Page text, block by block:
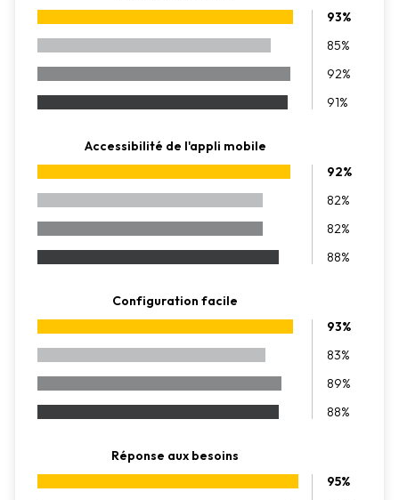
93%
85%
92%
91%
Accessibilité de l'appli mobile
92%
82%
82%
88%
Configuration facile
93%
83%
89%
88%
Réponse aux besoins
95%